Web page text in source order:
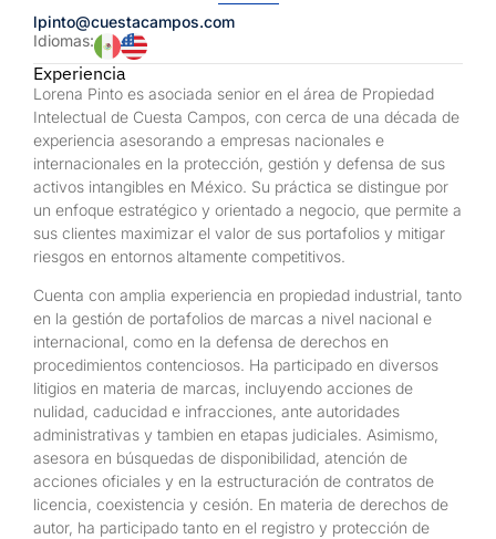
lpinto@cuestacampos.com
Idiomas:
Experiencia
Lorena Pinto es asociada senior en el área de Propiedad
Intelectual de Cuesta Campos, con cerca de una década de
experiencia asesorando a empresas nacionales e
internacionales en la protección, gestión y defensa de sus
activos intangibles en México. Su práctica se distingue por
un enfoque estratégico y orientado a negocio, que permite a
sus clientes maximizar el valor de sus portafolios y mitigar
riesgos en entornos altamente competitivos.
Cuenta con amplia experiencia en propiedad industrial, tanto
en la gestión de portafolios de marcas a nivel nacional e
internacional, como en la defensa de derechos en
procedimientos contenciosos. Ha participado en diversos
litigios en materia de marcas, incluyendo acciones de
nulidad, caducidad e infracciones, ante autoridades
administrativas y tambien en etapas judiciales. Asimismo,
asesora en búsquedas de disponibilidad, atención de
acciones oficiales y en la estructuración de contratos de
licencia, coexistencia y cesión. En materia de derechos de
autor, ha participado tanto en el registro y protección de